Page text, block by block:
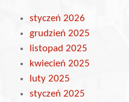
styczeń 2026
grudzień 2025
listopad 2025
kwiecień 2025
luty 2025
styczeń 2025